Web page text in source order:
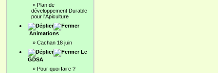
» Plan de
développement Durable
pour l'Apiculture
Animations
» Cachan 18 juin
Le
GDSA
» Pour quoi faire ?